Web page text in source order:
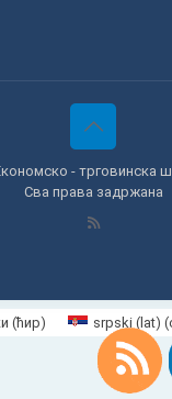
- трговинска
Сва права задржана
(ћир) srpski (lat) (